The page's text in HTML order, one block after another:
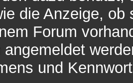
die Anzeige,
Forum
und